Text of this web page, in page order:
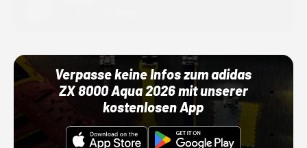
Verpasse keine Infos zum adidas
ZX 8000 Aqua 2026 mit unserer
kostenlosen App